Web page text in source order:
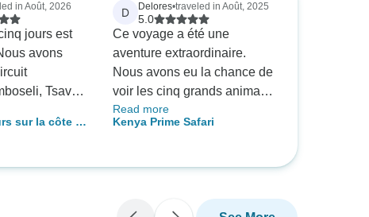
in Août, 2026
jours est
avons
Tsavo
Est avec
and
Les
sur la côte :
D Delores•traveled in Août, 2025
5.0
Ce voyage a été une
aventure extraordinaire.
Nous avons eu la chance de
voir les cinq grands animaux
dans leur environnement
naturel. Les crocodiles
passage de la rivière lors de
que la beauté de notre mère
Read more
Kenya Prime Safari